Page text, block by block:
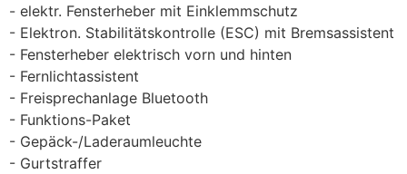
elektr. Fensterheber mit Einklemmschutz
Elektron. Stabilitätskontrolle (ESC) mit Bremsassistent
Fensterheber elektrisch vorn und hinten
Fernlichtassistent
Freisprechanlage Bluetooth
Funktions-Paket
Gepäck-/Laderaumleuchte
Gurtstraffer